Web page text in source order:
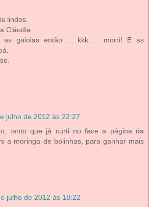
lindos.
Cláudia.
gaiolas então ... kkk ... morri! E as
julho de 2012 às 22:27
tanto que já curti no face a página da
a moringa de bolinhas, para ganhar mais
julho de 2012 às 18:22